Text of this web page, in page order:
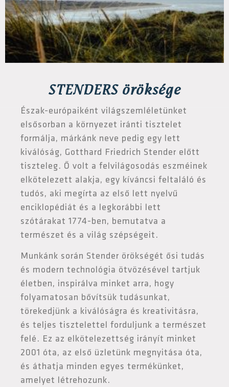
STENDERS öröksége
Észak-európaiként világszemléletünket
elsősorban a környezet iránti tisztelet
formálja, márkánk neve pedig egy lett
kiválóság, Gotthard Friedrich Stender előtt
tiszteleg. Ő volt a felvilágosodás eszméinek
elkötelezett alakja, egy kíváncsi feltaláló és
tudós, aki megírta az első lett nyelvű
enciklopédiát és a legkorábbi lett
szótárakat 1774-ben, bemutatva a
természet és a világ szépségeit.
Munkánk során Stender örökségét ősi tudás
és modern technológia ötvözésével tartjuk
életben, inspirálva minket arra, hogy
folyamatosan bővítsük tudásunkat,
törekedjünk a kiválóságra és kreativitásra,
és teljes tisztelettel forduljunk a természet
felé. Ez az elkötelezettség irányít minket
2001 óta, az első üzletünk megnyitása óta,
és áthatja minden egyes termékünket,
amelyet létrehozunk.